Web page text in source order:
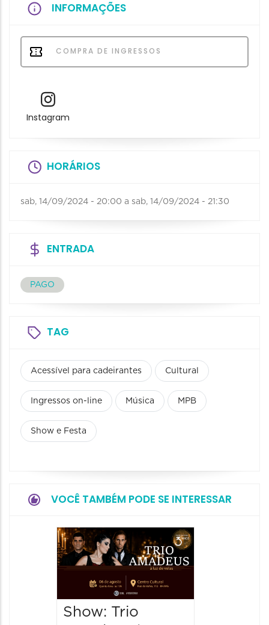
INFORMAÇÕES
COMPRA DE INGRESSOS
Instagram
HORÁRIOS
sab, 14/09/2024 - 20:00 a sab, 14/09/2024 - 21:30
ENTRADA
PAGO
TAG
Acessível para cadeirantes Cultural
Ingressos on-line Música MPB
Show e Festa
VOCÊ TAMBÉM PODE SE INTERESSAR
Show: Trio